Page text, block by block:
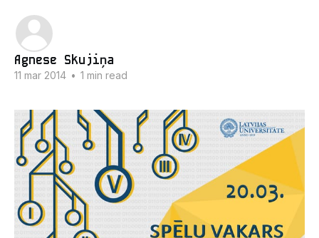
Agnese Skujiņa
11 mar 2014 • 1 min read